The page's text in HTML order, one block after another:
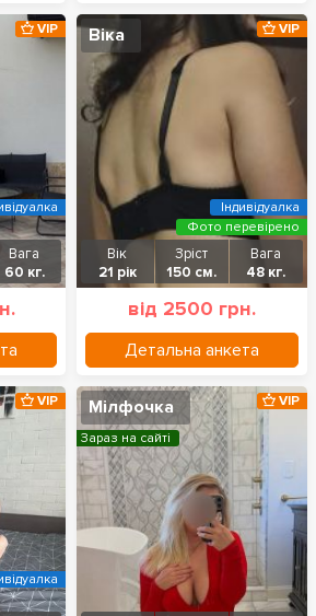
Вага
60 кг.
VIP Віка
Вік
21 рік
Зріст
150 см.
Вага
48 кг.
від 2500 грн.
Детальна анкета
VIP
Фото перевірено
Індивідуалка
VIP Мілфочка VIP
Зараз на сайті